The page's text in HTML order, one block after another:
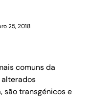
25, 2018
comuns da
são transgénicos e